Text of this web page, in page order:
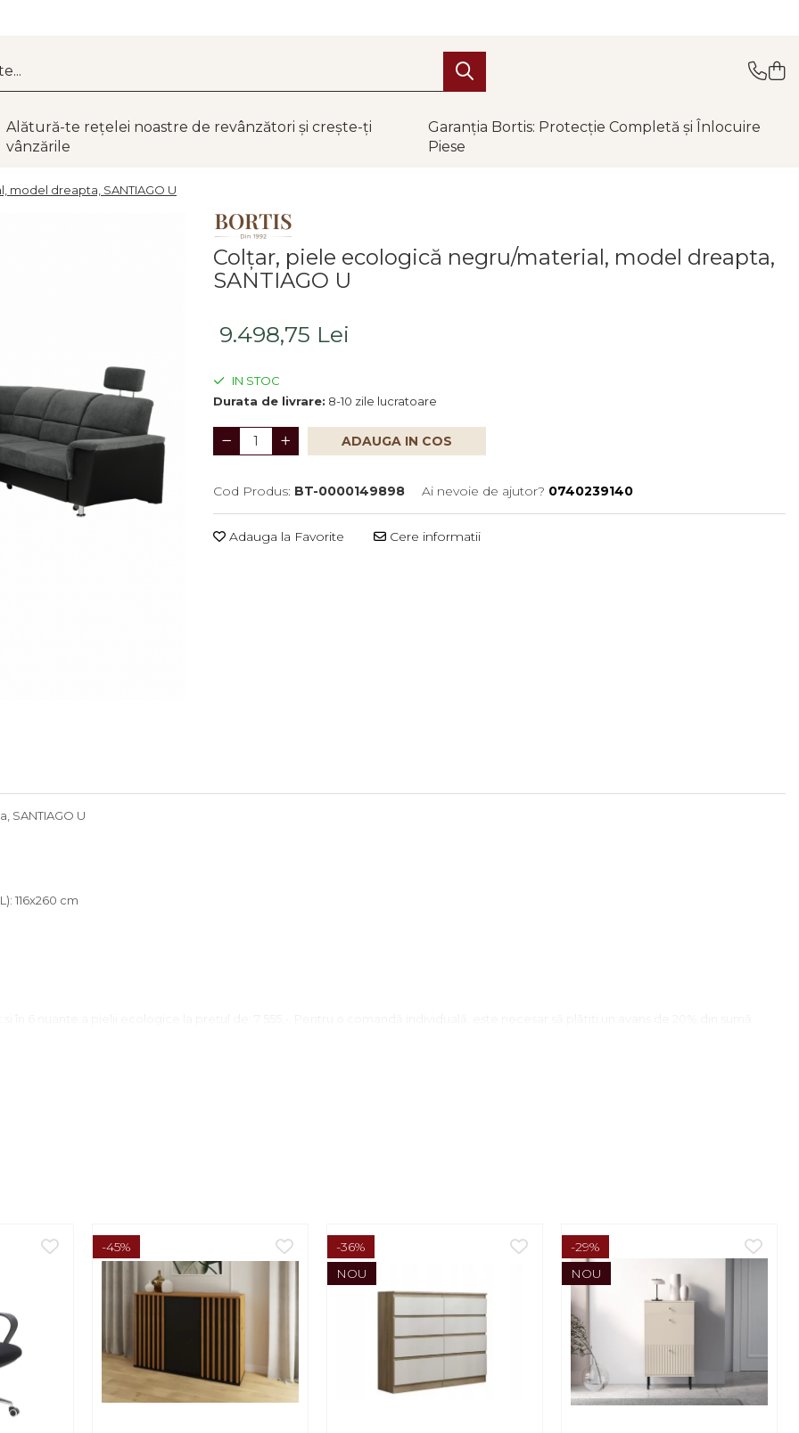
Alătură-te rețelei noastre de revânzători și crește-ți
vânzările
Garanția Bortis: Protecție Completă și Înlocuire
Piese
dreapta, SANTIAGO U
Colţar, piele ecologică negru/material, model dreapta,
SANTIAGO U
9.498,75 Lei
IN STOC
Durata de livrare: 8-10 zile lucratoare
ADAUGA IN COS
Cod Produs: BT-0000149898 Ai nevoie de ajutor? 0740239140
Adauga la Favorite Cere informatii
SANTIAGO U
116x260 cm
-45%
-36%
NOU
-29%
NOU